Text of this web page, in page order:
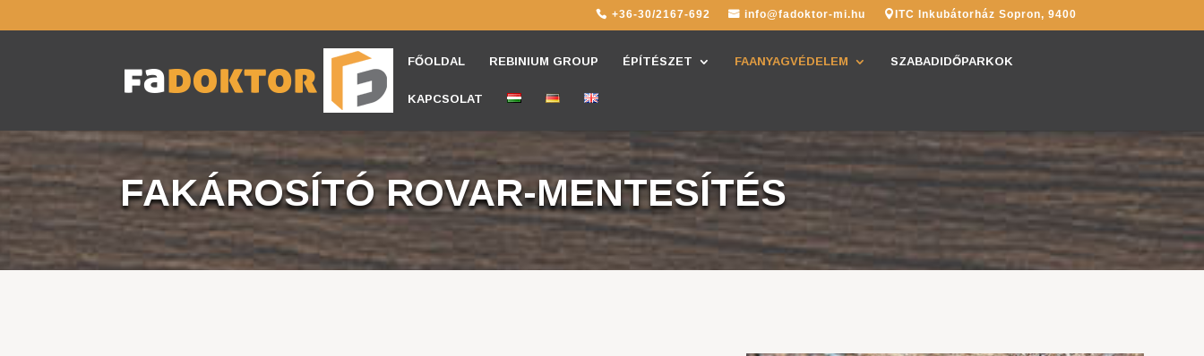
+36-30/2167-692 info@fadoktor-mi.hu ITC Inkubátorház Sopron, 9400
FŐOLDAL REBINIUM GROUP ÉPÍTÉSZET FAANYAGVÉDELEM SZABADIDŐPARKOK
KAPCSOLAT
FAKÁROSÍTÓ ROVAR-MENTESÍTÉS